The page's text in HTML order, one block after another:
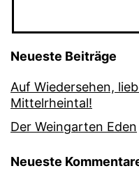
Neueste Beiträge
Auf Wiedersehen,
Mittelrheintal!
Der Weingarten Eden
Neueste